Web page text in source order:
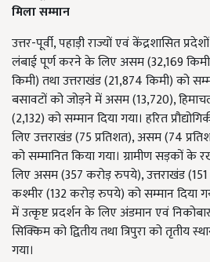
मिला सम्मान
उत्तर-पूर्वी, पहाड़ी राज्यों एवं केंद्रशासित
लंबाई पूर्ण करने के लिए असम (32,169
किमी) तथा उत्तराखंड (21,874 किमी) को
बसावटों को जोड़ने में असम (13,720),
(2,132) को सम्मान दिया गया। हरित
लिए उत्तराखंड (75 प्रतिशत), असम (74
को सम्मानित किया गया। ग्रामीण सड़कों के
लिए असम (357 करोड़ रुपये), उत्तराखंड
कश्मीर (132 करोड़ रुपये) को सम्मान दिया
में उत्कृष्ट प्रदर्शन के लिए अंडमान एवं
सिक्किम को द्वितीय तथा त्रिपुरा को तृतीय
गया।